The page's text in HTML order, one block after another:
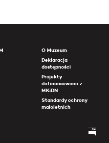
O Muzeum
Deklaracja
dostępności
Projekty
dofinansowane z
MKiDN
Standardy ochrony
małoletnich